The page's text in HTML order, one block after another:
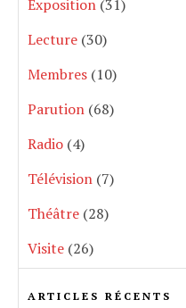
Exposition (31)
Lecture (30)
Membres (10)
Parution (68)
Radio (4)
Télévision (7)
Théâtre (28)
Visite (26)
ARTICLES RÉCENTS